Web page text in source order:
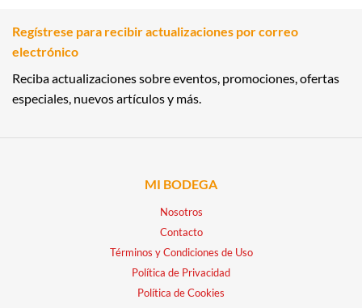
Regístrese para recibir actualizaciones por correo
electrónico
Reciba actualizaciones sobre eventos, promociones, ofertas
especiales, nuevos artículos y más.
MI BODEGA
Nosotros
Contacto
Términos y Condiciones de Uso
Política de Privacidad
Política de Cookies